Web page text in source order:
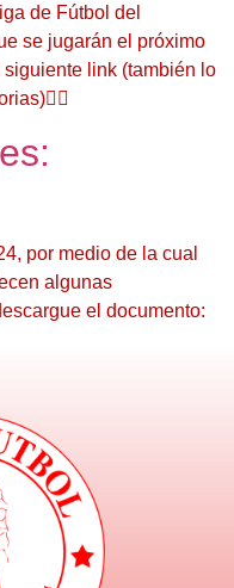
de Fútbol del
se jugarán el próximo
link (también lo
por medio de la cual
algunas
el documento: